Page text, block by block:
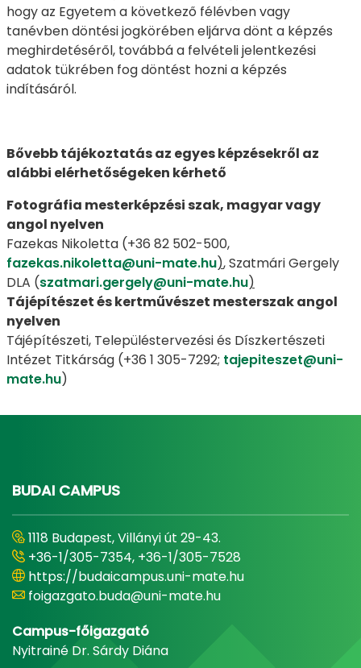
hogy az Egyetem a következő félévben vagy
tanévben döntési jogkörében eljárva dönt a képzés
meghirdetéséről, továbbá a felvételi jelentkezési
adatok tükrében fog döntést hozni a képzés
indításáról.
Bővebb tájékoztatás az egyes képzésekről az
alábbi elérhetőségeken kérhető
Fotográfia mesterképzési szak, magyar vagy
angol nyelven
Fazekas Nikoletta (+36 82 502-500,
fazekas.nikoletta@uni-mate.hu), Szatmári Gergely
DLA (szatmari.gergely@uni-mate.hu)
Tájépítészet és kertművészet mesterszak angol
nyelven
Tájépítészeti, Településtervezési és Díszkertészeti
Intézet Titkárság (+36 1 305-7292; tajepiteszet@uni-
mate.hu)
BUDAI CAMPUS
1118 Budapest, Villányi út 29-43.
+36-1/305-7354, +36-1/305-7528
https://budaicampus.uni-mate.hu
foigazgato.buda@uni-mate.hu
Campus-főigazgató
Nyitrainé Dr. Sárdy Diána